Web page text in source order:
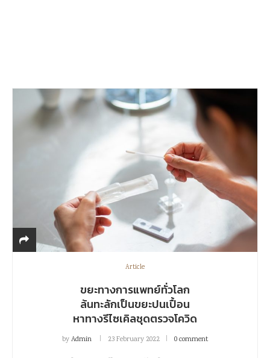
Article
ขยะทางการแพทย์ทั่วโลก
ล้นทะลักเป็นขยะปนเปื้อน
หาทางรีไซเคิลชุดตรวจโควิด
byAdmin 23 February 2022 0 comment